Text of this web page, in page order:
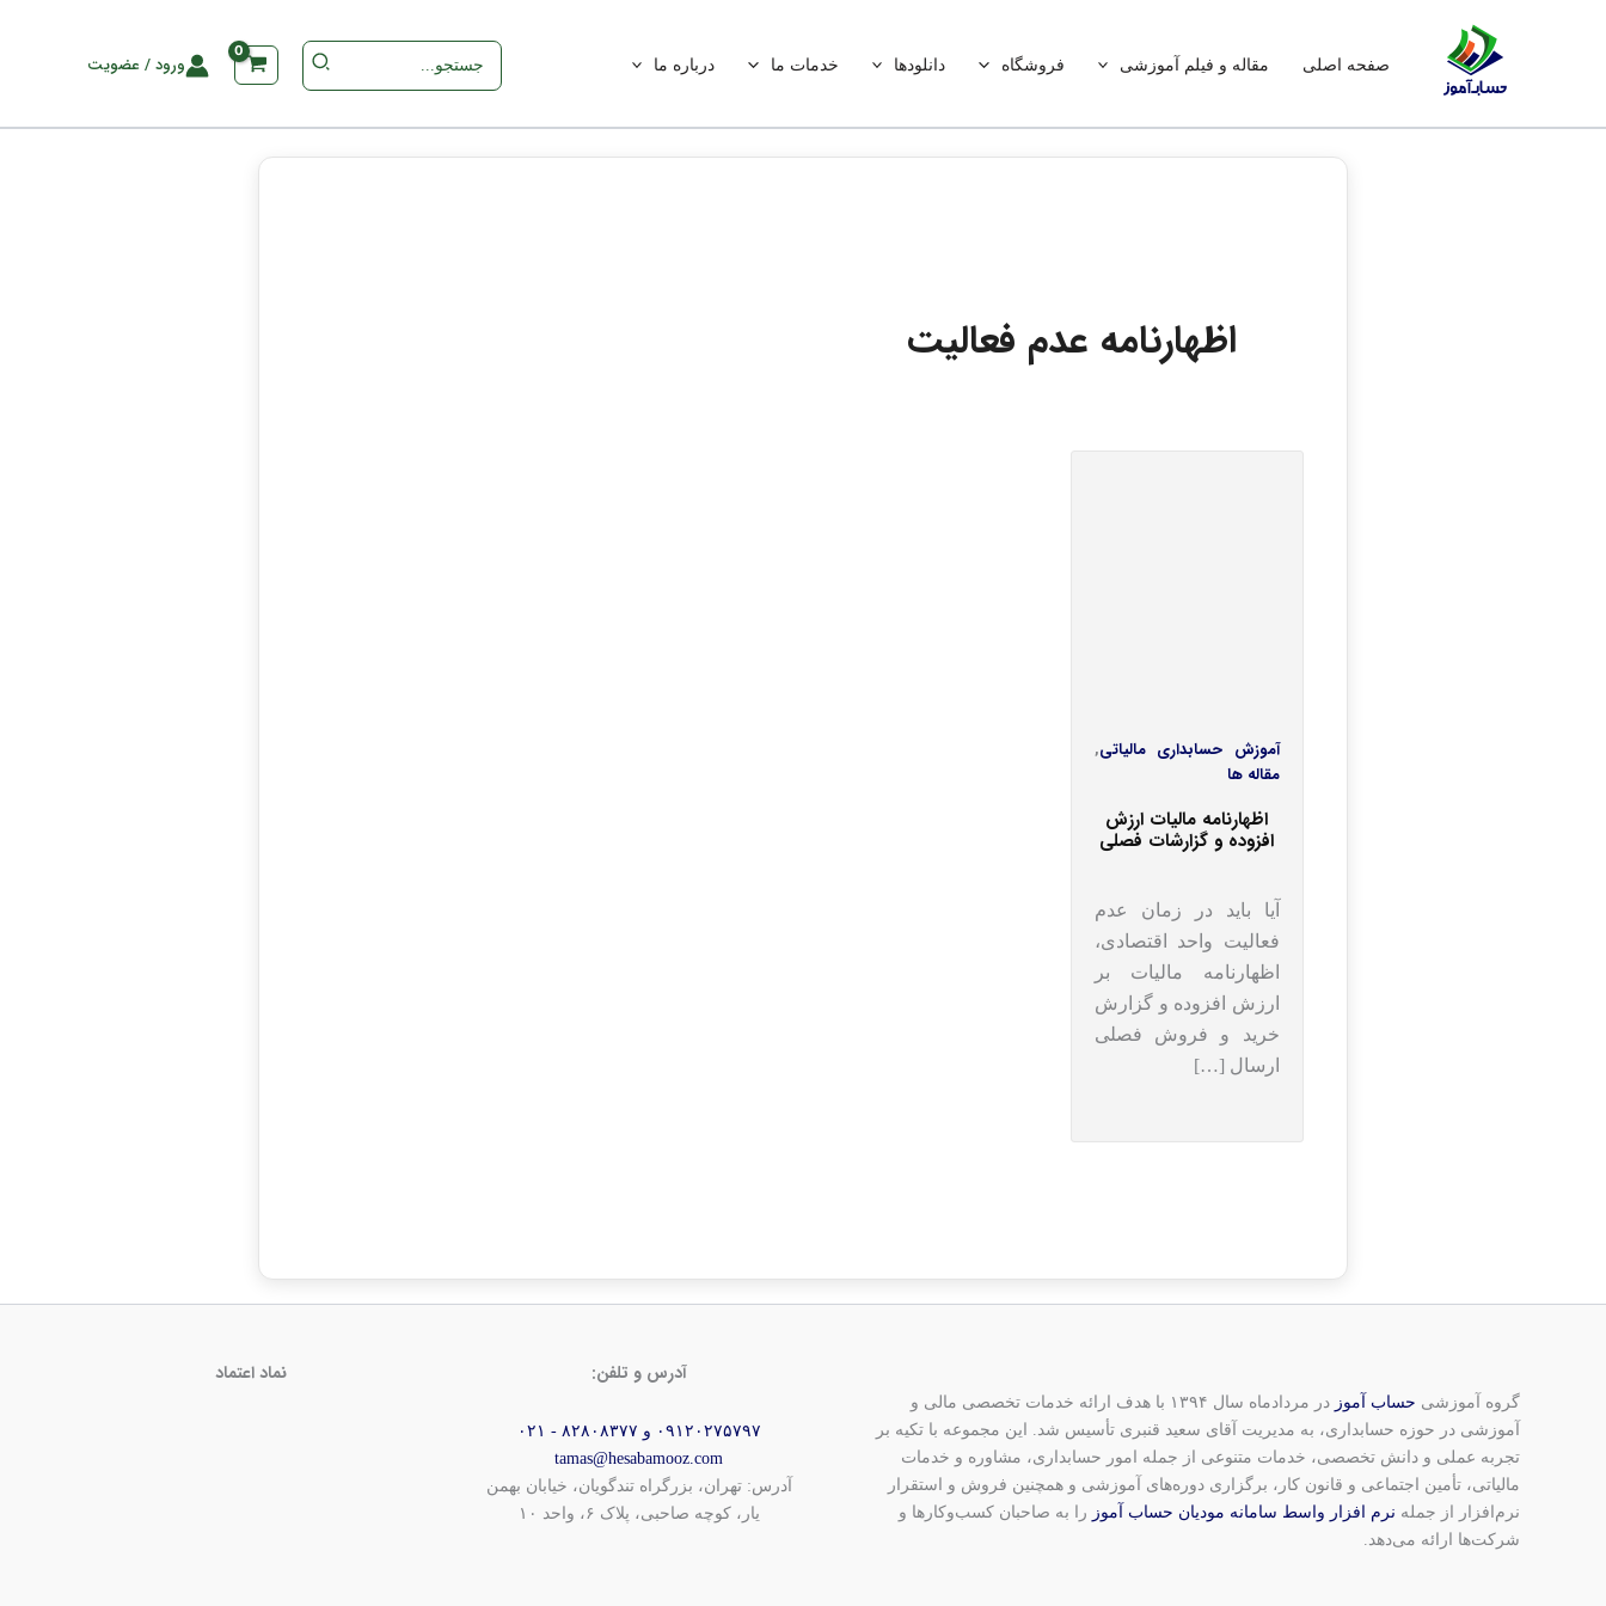
صفحه اصلی مقاله و فیلم آموزشی فروشگاه دانلودها خدمات ما درباره ما
جستجو
برای
ورود / عضویت
اظهارنامه عدم فعالیت
آموزش حسابداری مالیاتی,
مقاله ها
اظهارنامه مالیات ارزش
افزوده و گزارشات فصلی
آیا باید در زمان عدم
فعالیت واحد اقتصادی،
اظهارنامه مالیات بر
ارزش افزوده و گزارش
خرید و فروش فصلی
ارسال […]
گروه آموزشی حساب آموز
در مردادماه سال ۱۳۹۴ با هدف ارائه خدمات تخصصی مالی و
آموزشی در حوزه حسابداری، به مدیریت آقای سعید قنبری تأسیس شد. این مجموعه با تکیه بر
تجربه عملی و دانش تخصصی، خدمات متنوعی از جمله امور حسابداری، مشاوره و خدمات
مالیاتی، تأمین اجتماعی و قانون کار، برگزاری دوره‌های آموزشی و همچنین فروش و استقرار
نرم‌افزار از جمله نرم افزار واسط سامانه مودیان حساب آموز را به صاحبان کسب‌وکارها و
شرکت‌ها ارائه می‌دهد.
آدرس و تلفن:
۰۹۱۲۰۲۷۵۷۹۷ و ۸۲۸۰۸۳۷۷ - ۰۲۱
tamas@hesabamooz.com
آدرس: تهران، بزرگراه تندگویان، خیابان بهمن
یار، کوچه صاحبی، پلاک ۶، واحد ۱۰
نماد اعتماد